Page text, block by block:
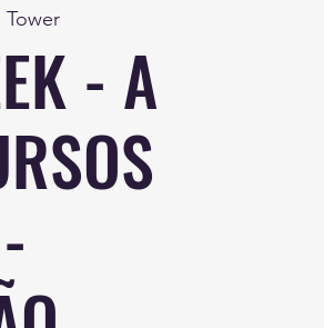
- A